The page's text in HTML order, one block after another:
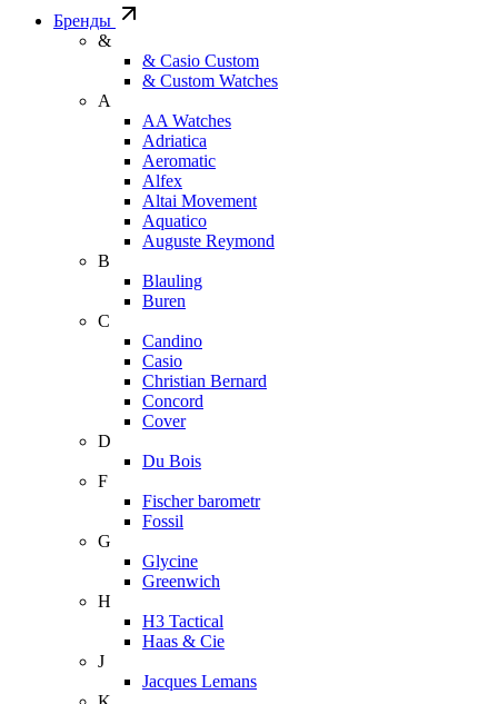
Бренды
&
& Casio Custom
& Custom Watches
A
AA Watches
Adriatica
Aeromatic
Alfex
Altai Movement
Aquatico
Auguste Reymond
B
Blauling
Buren
C
Candino
Casio
Christian Bernard
Concord
Cover
D
Du Bois
F
Fischer barometr
Fossil
G
Glycine
Greenwich
H
H3 Tactical
Haas & Cie
J
Jacques Lemans